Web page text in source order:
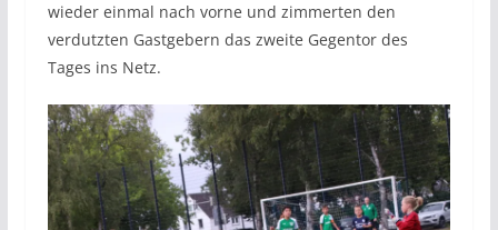
wieder einmal nach vorne und zimmerten den
verdutzten Gastgebern das zweite Gegentor des
Tages ins Netz.